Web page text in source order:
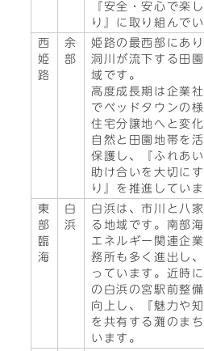
『安全・安心で楽
り』に取り組んでい
西
姫
路
余
部
姫路の最西部にあ
洞川が流下する田
域です。
高度成長期は企業
でベッドタウンの
住宅分譲地へと変
自然と田園地帯を
保護し、『ふれあ
助け合いを大切に
り』を推進していま
東
部
臨
海
白
浜
白浜は、市川と八
る地域です。南部
エネルギー関連企
務所も多く進出し
っています。近時
の白浜の宮駅前整
向上し、『魅力や
を共有する灘のま
います。